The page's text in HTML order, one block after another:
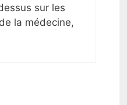
sur les
la médecine,